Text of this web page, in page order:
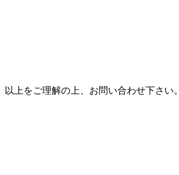
以上をご理解の上、お問い合わせ下さい。